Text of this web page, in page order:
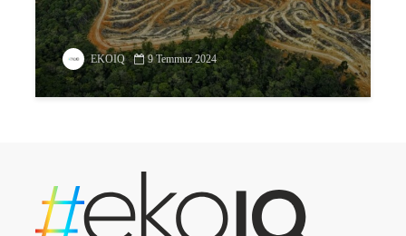
EKOIQ 9 Temmuz 2024